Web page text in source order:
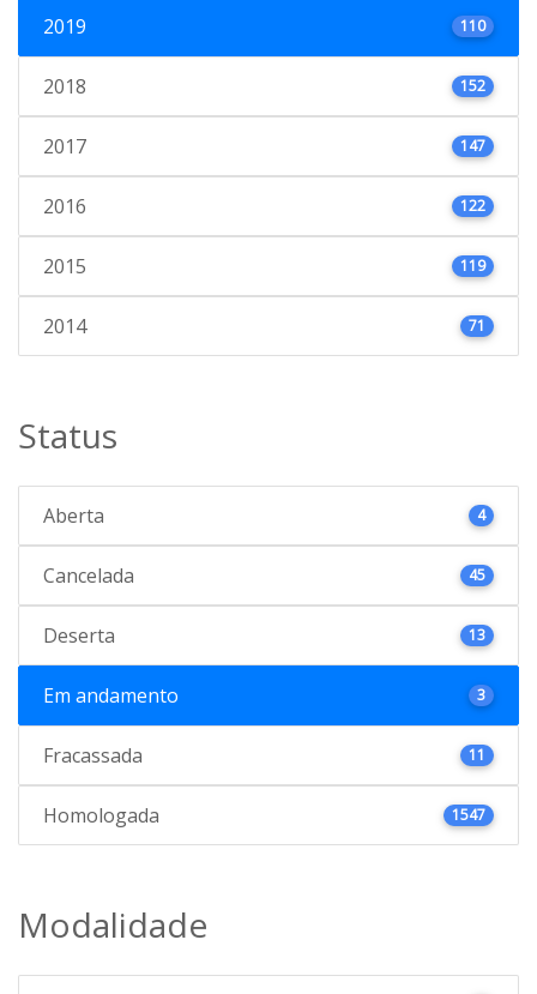
2019 110
2018 152
2017 147
2016 122
2015 119
2014 71
Status
Aberta 4
Cancelada 45
Deserta 13
Em andamento 3
Fracassada 11
Homologada 1547
Modalidade